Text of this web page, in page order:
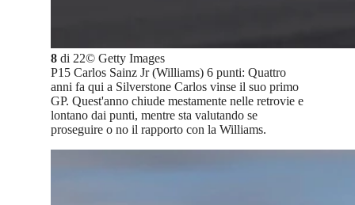
8 di 22© Getty Images
P15 Carlos Sainz Jr (Williams) 6 punti: Quattro
anni fa qui a Silverstone Carlos vinse il suo primo
GP. Quest'anno chiude mestamente nelle retrovie e
lontano dai punti, mentre sta valutando se
proseguire o no il rapporto con la Williams.